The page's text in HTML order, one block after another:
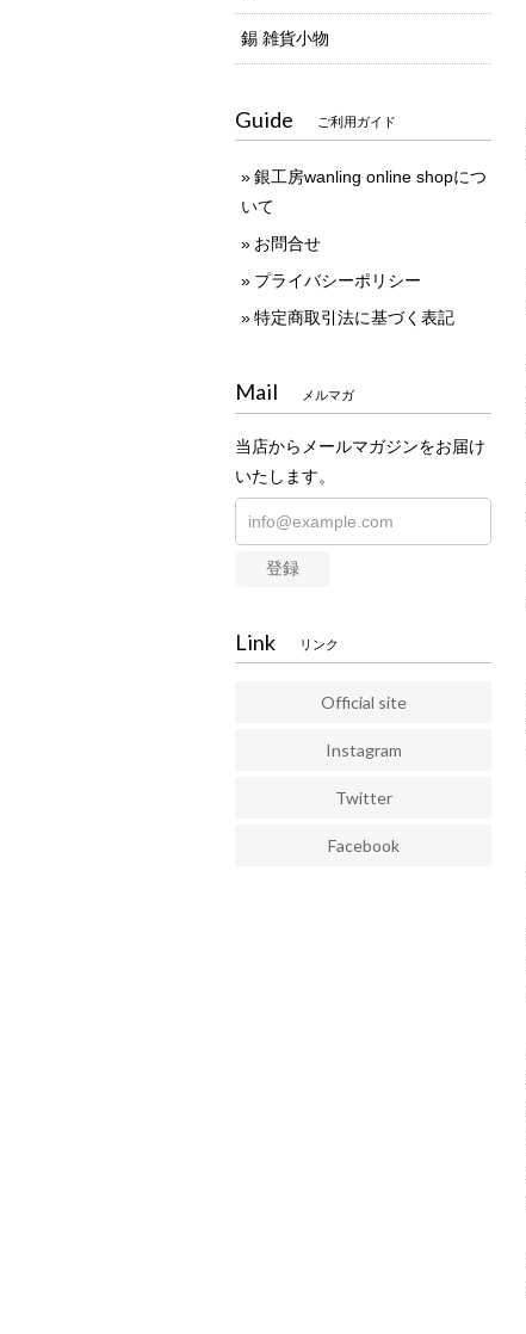
錫 雑貨小物
Guide ご利用ガイド
銀工房wanling online shopにつ
いて
お問合せ
プライバシーポリシー
特定商取引法に基づく表記
Mail メルマガ
当店からメールマガジンをお届け
いたします。
登録
Link リンク
Official site
Instagram
Twitter
Facebook